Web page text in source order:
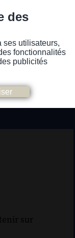
des
ses utilisateurs,
fonctionnalités
publicités
non-voyantes
sur